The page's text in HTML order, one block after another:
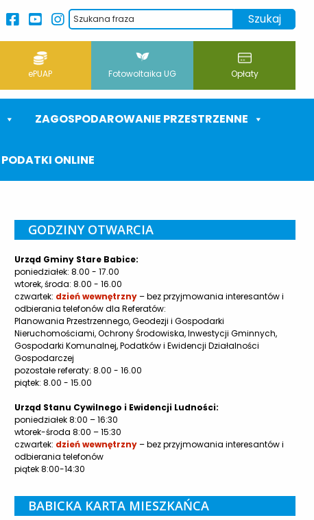
ePUAP Fotowoltaika UG Opłaty
ZAGOSPODAROWANIE PRZESTRZENNE
PODATKI ONLINE
GODZINY OTWARCIA
Urząd Gminy Stare Babice:
poniedziałek: 8.00 - 17.00
wtorek, środa: 8.00 - 16.00
czwartek: dzień wewnętrzny– bez przyjmowania interesantów i
odbierania telefonów dla Referatów:
Planowania Przestrzennego, Geodezji i Gospodarki
Nieruchomościami, Ochrony Środowiska, Inwestycji Gminnych,
Gospodarki Komunalnej, Podatków i Ewidencji Działalności
Gospodarczej
pozostałe referaty: 8.00 - 16.00
piątek: 8.00 - 15.00
Urząd Stanu Cywilnego i Ewidencji Ludności:
poniedziałek 8:00 – 16:30
wtorek-środa 8:00 – 15:30
czwartek: dzień wewnętrzny– bez przyjmowania interesantów i
odbierania telefonów
piątek 8:00-14:30
BABICKA KARTA MIESZKAŃCA